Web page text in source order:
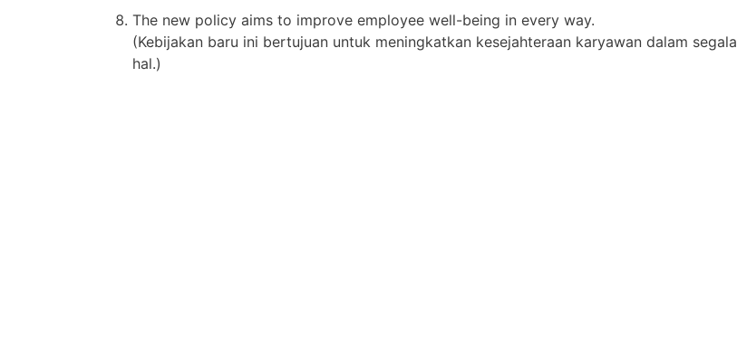
The new policy aims to improve employee well-being in every way.
(Kebijakan baru ini bertujuan untuk meningkatkan kesejahteraan karyawan dalam segala
hal.)